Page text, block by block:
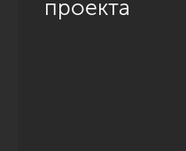
проекта